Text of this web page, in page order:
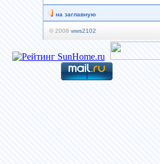
на заглавную
© 2008 wws2102